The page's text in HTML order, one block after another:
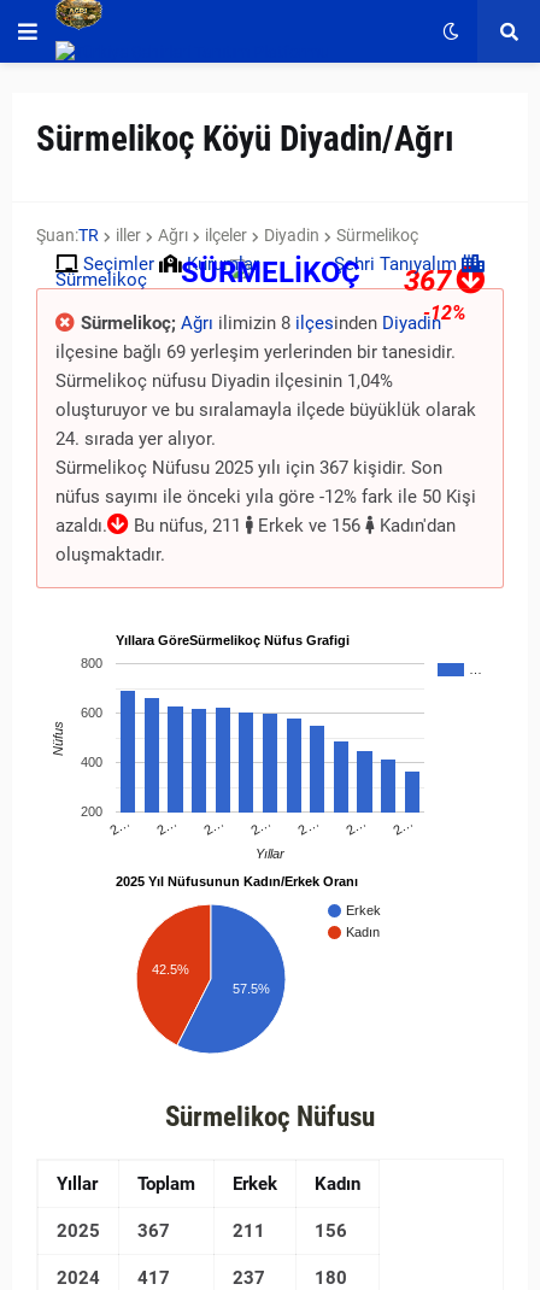
Sürmelikoç Köyü Diyadin/Ağrı
Şuan:TR iller Ağrı ilçeler Diyadin Sürmelikoç
Seçimler Kurumlar
Sürmelikoç 367
-12%
Şehri Tanıyalım
SÜRMELİKOÇ
Sürmelikoç; Ağrı ilimizin 8 ilçesinden Diyadin
ilçesine bağlı 69 yerleşim yerlerinden bir tanesidir.
Sürmelikoç nüfusu Diyadin ilçesinin 1,04%
oluşturuyor ve bu sıralamayla ilçede büyüklük olarak
24. sırada yer alıyor.
Sürmelikoç Nüfusu 2025 yılı için 367 kişidir. Son
nüfus sayımı ile önceki yıla göre -12% fark ile 50 Kişi
azaldı.
Bu nüfus, 211 Erkek ve 156
Kadın'dan
oluşmaktadır.
Yıllara GöreSürmelikoç Nüfus Grafigi
2… 2… 2… 2… 2… 2… 2…
200
400
600
800
Yıllar
Nüfus
2025 Yıl Nüfusunun Kadın/Erkek Oranı
Erkek
Kadın
42.5%
57.5%
Sürmelikoç Nüfusu
Yıllar Toplam Erkek Kadın
2025 367 211 156
2024 417 237 180